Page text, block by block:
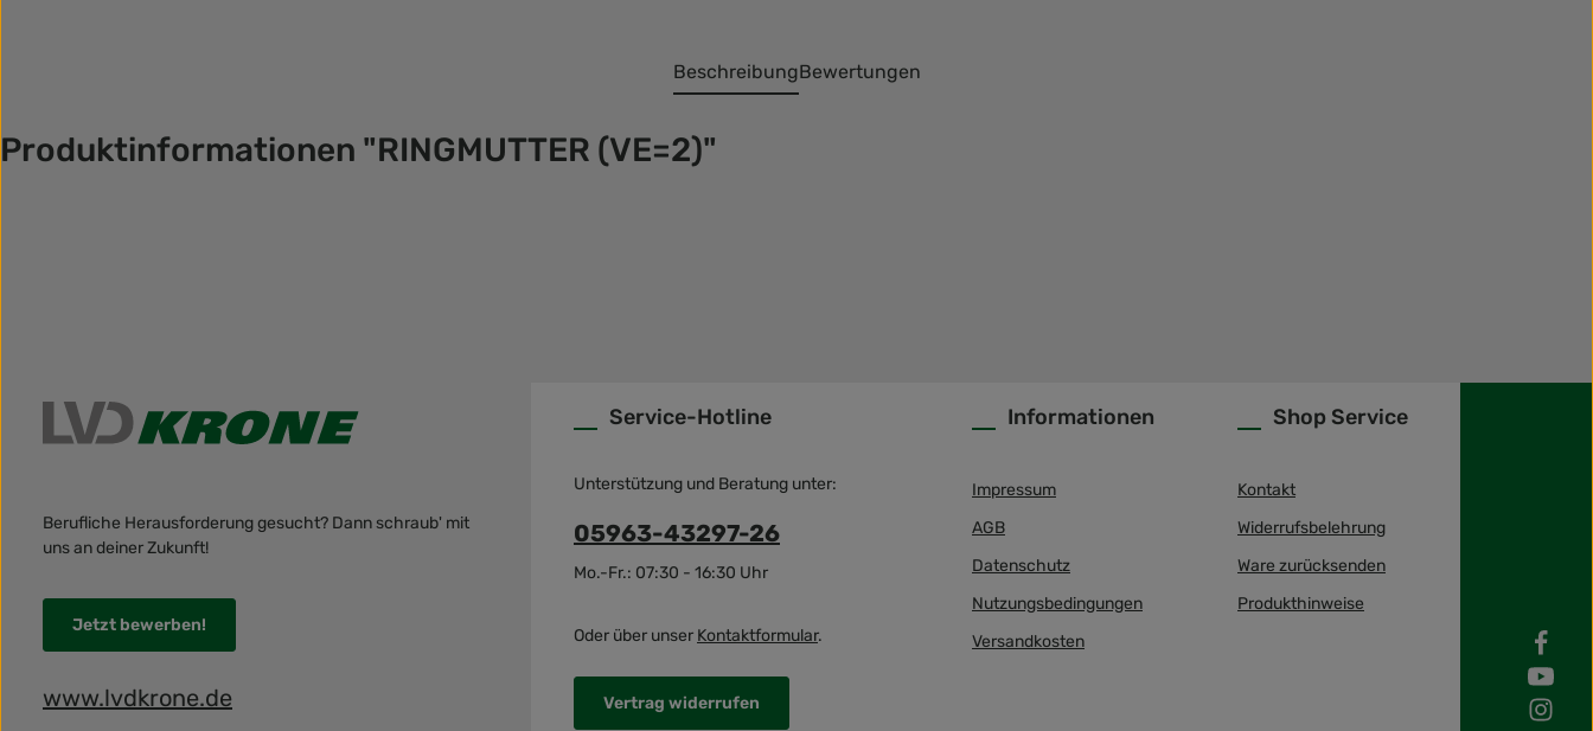
BeschreibungBewertungen
Produktinformationen "RINGMUTTER (VE=2)"
Berufliche Herausforderung gesucht? Dann schraub' mit
uns an deiner Zukunft!
Jetzt bewerben!
www.lvdkrone.de
Service-Hotline
Unterstützung und Beratung unter:
05963-43297-26
Mo.-Fr.: 07:30 - 16:30 Uhr
Oder über unser Kontaktformular.
Vertrag widerrufen
Informationen
Impressum
AGB
Datenschutz
Nutzungsbedingungen
Versandkosten
Shop Service
Kontakt
Widerrufsbelehrung
Ware zurücksenden
Produkthinweise